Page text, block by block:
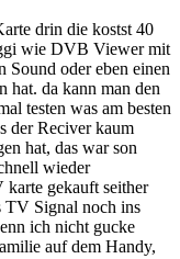
drin die kostst 40
wie DVB Viewer mit
Sound oder eben einen
hat. da kann man den
testen was am besten
der Reciver kaum
hat, das war son
wieder
gekauft seither
TV Signal noch ins
ich nicht gucke
auf dem Handy,